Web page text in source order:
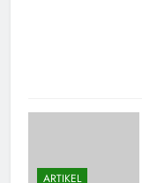
ARTIKEL